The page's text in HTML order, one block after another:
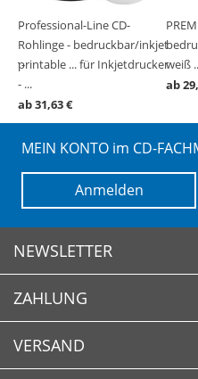
Professional-Line CD-
Rohlinge - bedruckbar/inkjet
printable ... für Inkjetdrucker
- ...
ab 31,63 €
weiß
ab
-
-
MEIN KONTO im CD-
Anmelden
NEWSLETTER
Newsletter abonnieren
Newsletter abbestellen
ZAHLUNG
VERSAND